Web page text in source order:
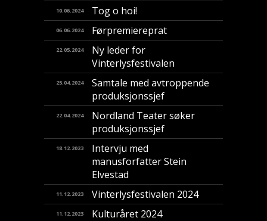
10.06.2024 Tog o hoi!
06.06.2024 Førpremiereprat
22.05.2024
Ny leder for
Vinterlysfestivalen
25.04.2024
Samtale med avtroppende
produksjonssjef
22.04.2024
Nordland Teater søker
produksjonssjef
18.12.2023
Intervju med
manusforfatter Stein
Elvestad
11.12.2023 Vinterlysfestivalen 2024
11.12.2023 Kulturåret 2024